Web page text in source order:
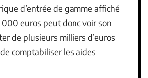
d’entrée de gamme affiché
euros peut donc voir son
de plusieurs milliers d’euros
comptabiliser les aides